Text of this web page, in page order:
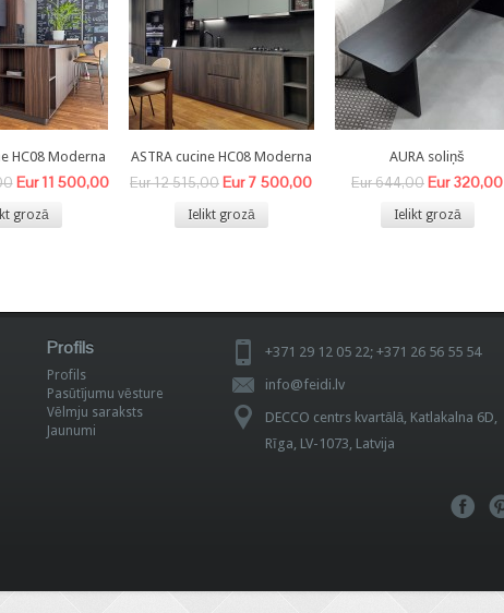
HC08 Moderna
Eur 11 500,00
grozā
ASTRA cucine HC08 Moderna
Eur 12 515,00Eur 7 500,00
Ielikt grozā
AURA soliņš
Eur 644,00Eur 320,00
Ielikt grozā
Profils
Profils
Pasūtījumu vēsture
Vēlmju saraksts
Jaunumi
+371 29 12 05 22; +371 26 56 55 54
info@feidi.lv
DECCO centrs kvartālā, Katlakalna 6D,
Rīga, LV-1073, Latvija